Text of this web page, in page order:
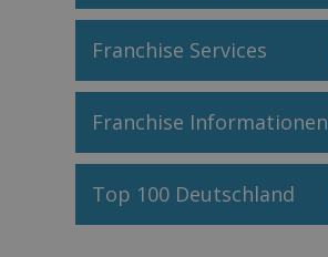
Franchise Services
Franchise Informationen
Top 100 Deutschland